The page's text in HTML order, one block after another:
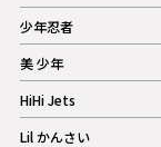
記事
ギャラリー
少年忍者
記事
美 少年
記事
HiHi Jets
記事
Lil かんさい